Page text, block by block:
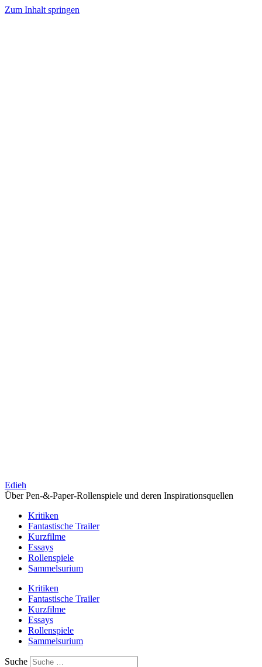
Zum Inhalt springen
Edieh
Über Pen-&-Paper-Rollenspiele und deren Inspirationsquellen
Kritiken
Fantastische Trailer
Kurzfilme
Essays
Rollenspiele
Sammelsurium
Kritiken
Fantastische Trailer
Kurzfilme
Essays
Rollenspiele
Sammelsurium
Suche